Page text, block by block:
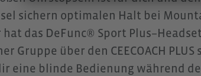
sichern optimalen Halt bei
hat das DeFunc® Sport
Gruppe über den CEECOACH PLUS
eine blinde Bedienung während